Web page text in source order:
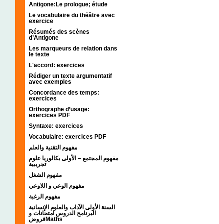
Antigone:Le prologue; étude
Le vocabulaire du théâtre avec
exercice
Résumés des scènes
d’Antigone
Les marqueurs de relation dans
le texte
L'accord: exercices
Rédiger un texte argumentatif
avec exemples
Concordance des temps:
exercices
Orthographe d’usage:
exercices PDF
Syntaxe: exercices
Vocabulaire: exercices PDF
مفهوم التقنية والعلم
مفهوم المجتمع – الأولى بكالوريا علوم
تجريبية
مفهوم الشغل
مفهوم الوعي و اللاوعي
مفهوم الرغبة
السنة الأولى الآداب والعلوم الإنسانية
البرنامج الدروس امتحانات و
فروضMaths